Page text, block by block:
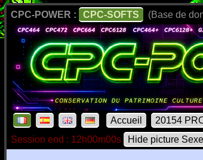
CPC-POWER : CPC-SOFTS (Base de
Accueil 20154
Session end : 12h00m00s
Hide picture